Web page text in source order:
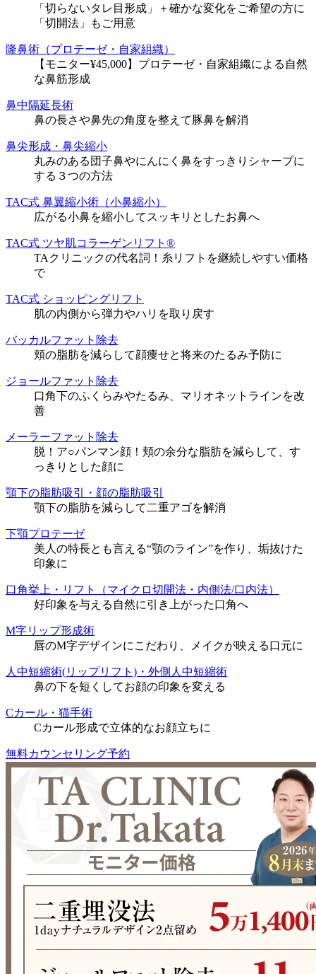
「切らないタレ目形成」＋確かな変化をご希望の方に
「切開法」もご用意
隆鼻術（プロテーゼ・自家組織）
【モニター¥45,000】プロテーゼ・自家組織による自然
な鼻筋形成
鼻中隔延長術
鼻の長さや鼻先の角度を整えて豚鼻を解消
鼻尖形成・鼻尖縮小
丸みのある団子鼻やにんにく鼻をすっきりシャープに
する３つの方法
TAC式 鼻翼縮小術（小鼻縮小）
広がる小鼻を縮小してスッキリとしたお鼻へ
TAC式 ツヤ肌コラーゲンリフト®
TAクリニックの代名詞！糸リフトを継続しやすい価格
で
TAC式 ショッピングリフト
肌の内側から弾力やハリを取り戻す
バッカルファット除去
頬の脂肪を減らして顔痩せと将来のたるみ予防に
ジョールファット除去
口角下のふくらみやたるみ、マリオネットラインを改
善
メーラーファット除去
脱！ア○パンマン顔！頬の余分な脂肪を減らして、す
っきりとした顔に
顎下の脂肪吸引・顔の脂肪吸引
顎下の脂肪を減らして二重アゴを解消
下顎プロテーゼ
美人の特長とも言える“顎のライン”を作り、垢抜けた
印象に
口角挙上・リフト（マイクロ切開法・内側法/口内法）
好印象を与える自然に引き上がった口角へ
M字リップ形成術
唇のM字デザインにこだわり、メイクが映える口元に
人中短縮術(リップリフト)・外側人中短縮術
鼻の下を短くしてお顔の印象を変える
Cカール・猫手術
Cカール形成で立体的なお顔立ちに
無料カウンセリング予約